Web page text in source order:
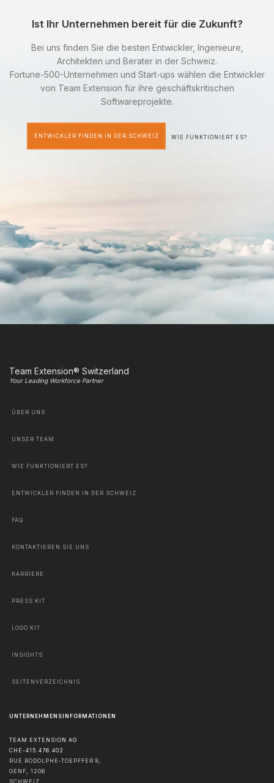
Ist Ihr Unternehmen bereit für die Zukunft?
Bei uns finden Sie die besten Entwickler, Ingenieure,
Architekten und Berater in der Schweiz.
Fortune-500-Unternehmen und Start-ups wählen die Entwickler
von Team Extension für ihre geschäftskritischen
Softwareprojekte.
ENTWICKLER FINDEN IN DER SCHWEIZ WIE FUNKTIONIERT ES?
Team Extension® Switzerland
Your Leading Workforce Partner
ÜBER UNS
UNSER TEAM
WIE FUNKTIONIERT ES?
ENTWICKLER FINDEN IN DER SCHWEIZ
FAQ
KONTAKTIEREN SIE UNS
KARRIERE
PRESS KIT
LOGO KIT
INSIGHTS
SEITENVERZEICHNIS
UNTERNEHMENSINFORMATIONEN
TEAM EXTENSION AG
CHE-415.476.402
RUE RODOLPHE-TOEPFFER 8,
GENF, 1206